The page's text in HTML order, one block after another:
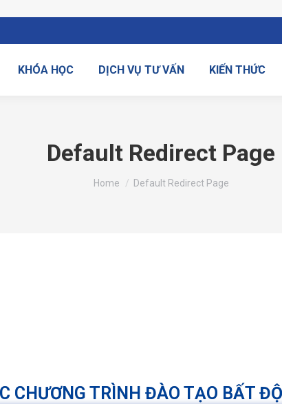
KHÓA HỌC DỊCH VỤ TƯ VẤN KIẾN THỨC
Default Redirect Page
You are here:
Home Default Redirect Page
CHƯƠNG TRÌNH ĐÀO TẠO BẤT